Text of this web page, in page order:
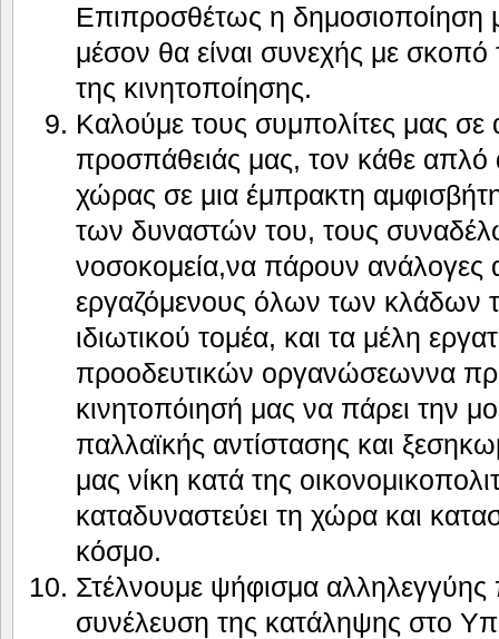
Επιπροσθέτως η
μέσον θα είναι συνεχής με σκοπό
της κινητοποίησης.
Καλούμε τους συμπολίτες μας σε
προσπάθειάς μας, τον κάθε απλό
χώρας σε μια έμπρακτη
των δυναστών του, τους
νοσοκομεία,να πάρουν ανάλογες
εργαζόμενους όλων των κλάδων
ιδιωτικού τομέα, και τα μέλη
προοδευτικών οργανώσεωννα
κινητοπόιησή μας να πάρει την
παλλαϊκής αντίστασης και
μας νίκη κατά της
καταδυναστεύει τη χώρα και
κόσμο.
Στέλνουμε ψήφισμα αλληλεγγύης
συνέλευση της κατάληψης στο